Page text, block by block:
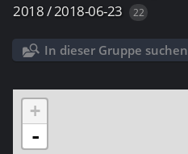
2018/2018-06-23 22
In dieser Gruppe suchen
+
-